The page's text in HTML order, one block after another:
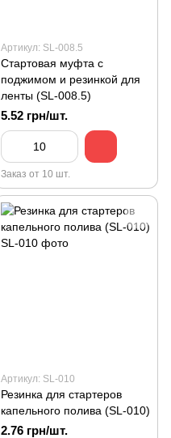
Артикул: SL-008.5
Стартовая муфта с
поджимом и резинкой для
ленты (SL-008.5)
5.52 грн/шт.
Заказ от 10 шт.
Артикул: SL-010
Резинка для стартеров
капельного полива (SL-010)
2.76 грн/шт.